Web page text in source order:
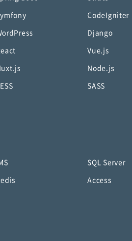
CodeIgniter
Django
Vue.js
Node.js
SASS
SQL Server
Access